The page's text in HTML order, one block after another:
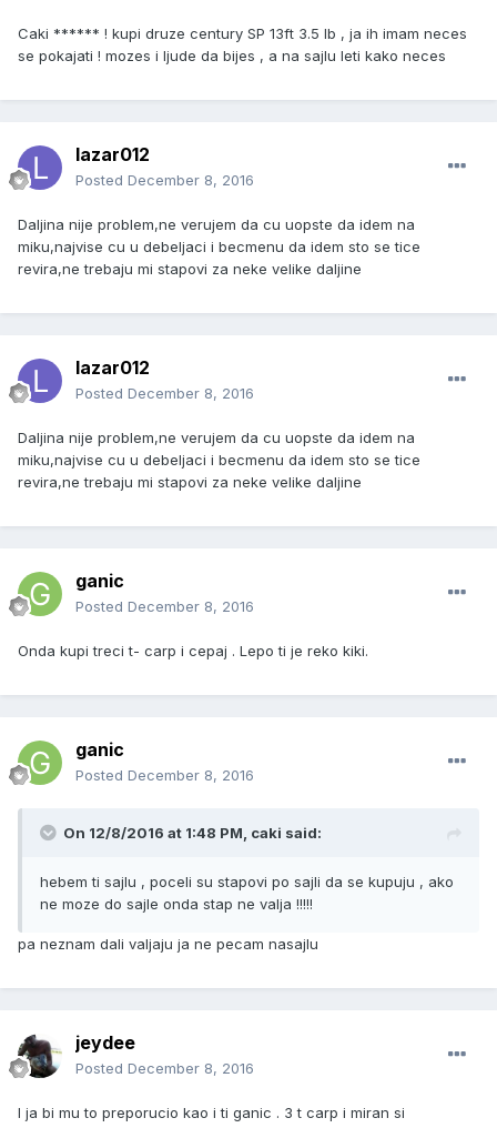
Caki ****** ! kupi druze century SP 13ft 3.5 lb , ja ih imam neces
se pokajati ! mozes i ljude da bijes , a na sajlu leti kako neces
lazar012
Posted December 8, 2016
Daljina nije problem,ne verujem da cu uopste da idem na
miku,najvise cu u debeljaci i becmenu da idem sto se tice
revira,ne trebaju mi stapovi za neke velike daljine
lazar012
Posted December 8, 2016
Daljina nije problem,ne verujem da cu uopste da idem na
miku,najvise cu u debeljaci i becmenu da idem sto se tice
revira,ne trebaju mi stapovi za neke velike daljine
ganic
Posted December 8, 2016
Onda kupi treci t- carp i cepaj . Lepo ti je reko kiki.
ganic
Posted December 8, 2016
On 12/8/2016 at 1:48 PM, caki said:
hebem ti sajlu , poceli su stapovi po sajli da se kupuju , ako
ne moze do sajle onda stap ne valja !!!!!
pa neznam dali valjaju ja ne pecam nasajlu
jeydee
Posted December 8, 2016
I ja bi mu to preporucio kao i ti ganic . 3 t carp i miran si